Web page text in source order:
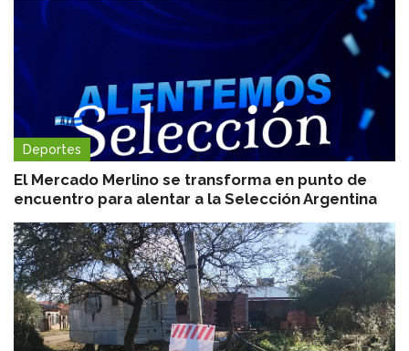
Deportes
El Mercado Merlino se transforma en punto de
encuentro para alentar a la Selección Argentina